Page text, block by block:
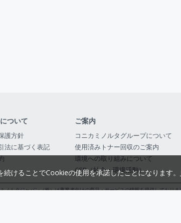
ついて
護方針
法に基づく表記
ご案内
コニカミノルタグループについて
使用済みトナー回収のご案内
環境への取り組みについて
CSR（社会・環境活動）
ノルタジャパン（株）は事業者向けの商品・サービスの情報を提供しておりま
けることでCookieの使用を承諾したことになります。